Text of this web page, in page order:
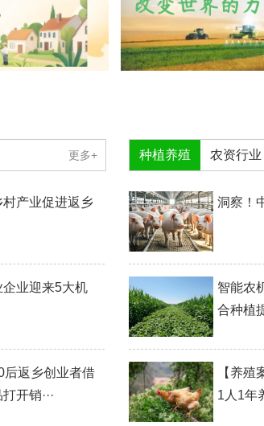
更多+
村产业促进返乡
业迎来5大机
后返乡创业者借
开销···
种植养殖 农资行业
洞察！
智能农
合种植
【养殖
1人1年